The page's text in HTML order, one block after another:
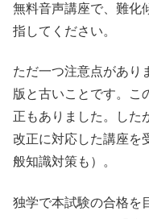
無料音声講座で、難化
指してください。
ただ一つ注意点があり
版と古いことです。こ
正もありました。した
改正に対応した講座を
般知識対策も）。
独学で本試験の合格を